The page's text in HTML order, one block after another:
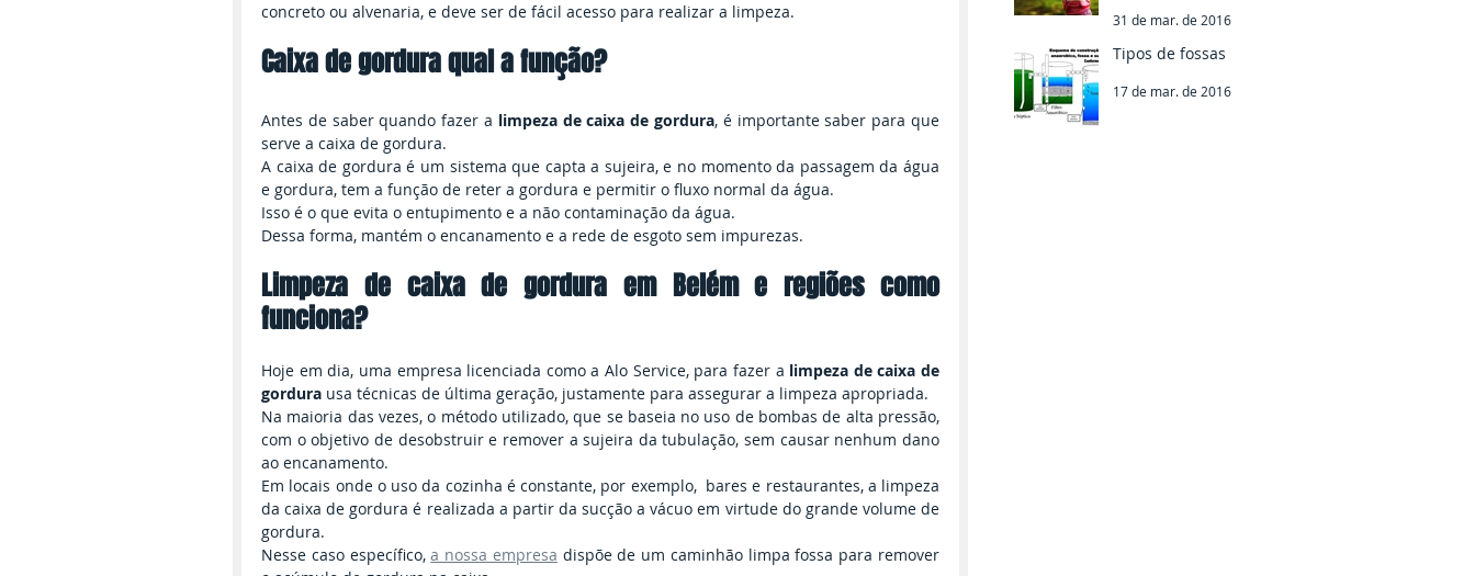
concreto ou alvenaria, e deve ser de fácil acesso para realizar a limpeza.
Caixa de gordura qual a função?
Antes de saber quando fazer a limpeza de caixa de gordura, é importante saber para que
serve a caixa de gordura.
A caixa de gordura é um sistema que capta a sujeira, e no momento da passagem da água
e gordura, tem a função de reter a gordura e permitir o fluxo normal da água.
Isso é o que evita o entupimento e a não contaminação da água.
Dessa forma, mantém o encanamento e a rede de esgoto sem impurezas.
Limpeza de caixa de gordura em Belém e regiões como
funciona?
Hoje em dia, uma empresa licenciada como a Alo Service, para fazer a limpeza de caixa de
gordura usa técnicas de última geração, justamente para assegurar a limpeza apropriada.
Na maioria das vezes, o método utilizado, que se baseia no uso de bombas de alta pressão,
com o objetivo de desobstruir e remover a sujeira da tubulação, sem causar nenhum dano
ao encanamento.
Em locais onde o uso da cozinha é constante, por exemplo,  bares e restaurantes, a limpeza
da caixa de gordura é realizada a partir da sucção a vácuo em virtude do grande volume de
gordura.
Nesse caso específico, a nossa empresa dispõe de um caminhão limpa fossa para remover
31 de mar. de 2016
Tipos de fossas
17 de mar. de 2016